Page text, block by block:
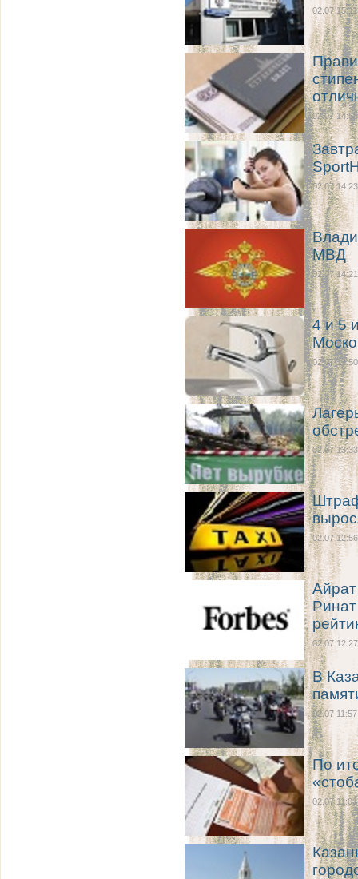
02.07 15:11
02.07 14:55
02.07 14:23
МВД
02.07 14:21
4 и 5
02.07 13:50
02.07 13:33
02.07 12:56
02.07 12:27
В
02.07 11:57
По
02.07 11:01